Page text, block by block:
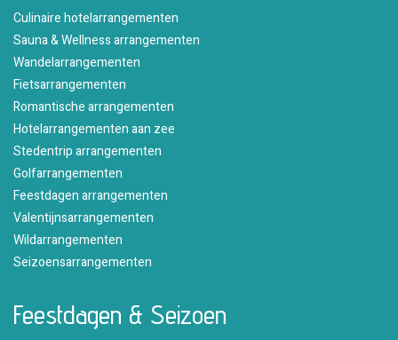
Culinaire hotelarrangementen
Sauna & Wellness arrangementen
Wandelarrangementen
Fietsarrangementen
Romantische arrangementen
Hotelarrangementen aan zee
Stedentrip arrangementen
Golfarrangementen
Feestdagen arrangementen
Valentijnsarrangementen
Wildarrangementen
Seizoensarrangementen
Feestdagen & Seizoen